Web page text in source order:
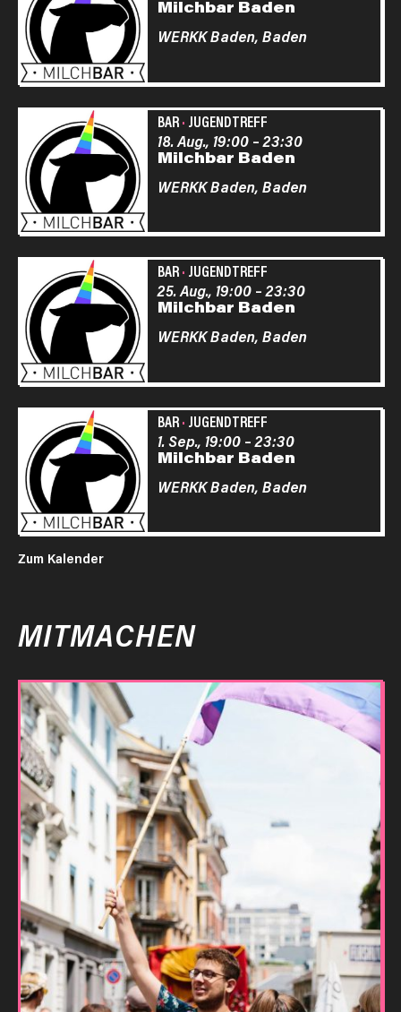
Milchbar Baden
WERKK Baden, Baden
BAR· JUGENDTREFF
Milchbar Baden
18. Aug., 19:00–23:30
WERKK Baden, Baden
BAR· JUGENDTREFF
Milchbar Baden
25. Aug., 19:00–23:30
WERKK Baden, Baden
BAR· JUGENDTREFF
Milchbar Baden
1. Sep., 19:00–23:30
WERKK Baden, Baden
Zum Kalender
MITMACHEN